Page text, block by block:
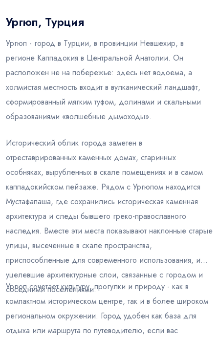
Блог
Ургюп, Турция
Ургюп - город в Турции, в провинции Невшехир, в
регионе Каппадокия в Центральной Анатолии. Он
расположен не на побережье: здесь нет водоема, а
холмистая местность входит в вулканический ландшафт,
сформированный мягким туфом, долинами и скальными
образованиями «волшебные дымоходы».
Исторический облик города заметен в
отреставрированных каменных домах, старинных
особняках, вырубленных в скале помещениях и в самом
каппадокийском пейзаже. Рядом с Ургюпом находится
Мустафапаша, где сохранились историческая каменная
архитектура и следы бывшего греко-православного
наследия. Вместе эти места показывают наклонные старые
улицы, высеченные в скале пространства,
приспособленные для современного использования, и
уцелевшие архитектурные слои, связанные с городом и
соседними поселениями.
Ургюп сочетает культуру, прогулки и природу - как в
компактном историческом центре, так и в более широком
региональном окружении. Город удобен как база для
отдыха или маршрута по путеводителю, если вас